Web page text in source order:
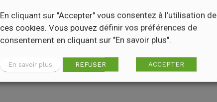
En cliquant sur "Accepter" vous consentez à l’utilisation de
ces cookies. Vous pouvez définir vos préférences de
consentement en cliquant sur "En savoir plus".
En savoir plus REFUSER ACCEPTER